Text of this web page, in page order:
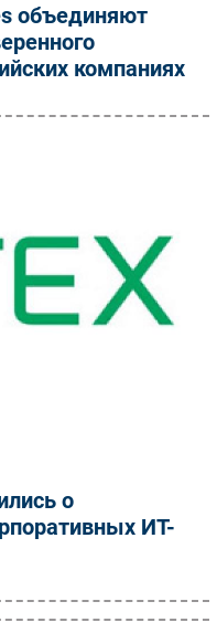
объединяют
компаниях
о
ИТ-